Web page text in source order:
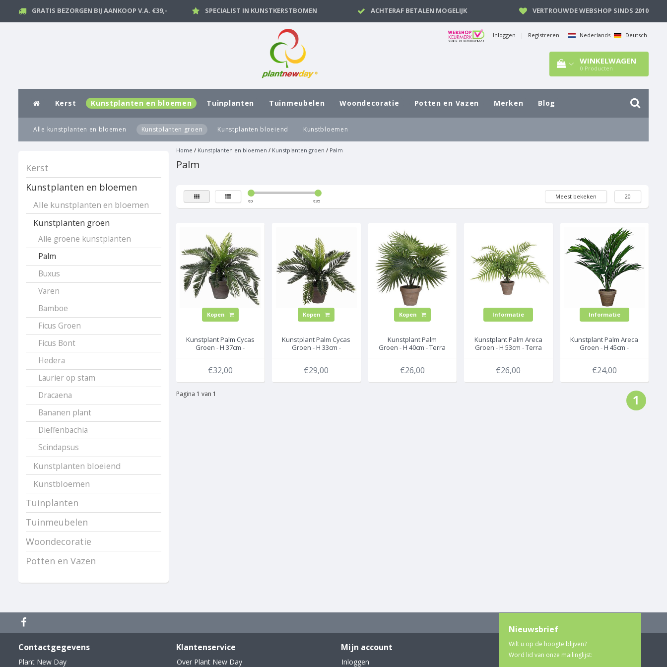
GRATIS BEZORGEN BIJ AANKOOP V.A. €39,- SPECIALIST IN KUNSTKERSTBOMEN ACHTERAF BETALEN MOGELIJK VERTROUWDE WEBSHOP SINDS 2010
Inloggen | Registreren Nederlands Deutsch
WINKELWAGEN
0 Producten
Kerst Kunstplanten en bloemen
Alle kunstplanten en bloemen Kunstplanten groen Kunstplanten bloeiend Kunstbloemen
Tuinplanten Tuinmeubelen Woondecoratie Potten en Vazen Merken Blog
Kerst
Kunstplanten en bloemen
Alle kunstplanten en bloemen
Kunstplanten groen
Alle groene kunstplanten
Palm
Buxus
Varen
Bamboe
Ficus Groen
Ficus Bont
Hedera
Laurier op stam
Dracaena
Bananen plant
Dieffenbachia
Scindapsus
Kunstplanten bloeiend
Kunstbloemen
Tuinplanten
Tuinmeubelen
Woondecoratie
Potten en Vazen
Home / Kunstplanten en bloemen / Kunstplanten groen / Palm
Palm
€0 €35
Meest bekeken 20
Kopen
Kunstplant Palm Cycas
Groen - H 37cm -
€32,00
Kopen
Kunstplant Palm Cycas
Groen - H 33cm -
€29,00
Kopen
Kunstplant Palm
Groen - H 40cm - Terra
€26,00
Informatie
Kunstplant Palm Areca
Groen - H 53cm - Terra
€26,00
Informatie
Kunstplant Palm Areca
Groen - H 45cm -
€24,00
Pagina 1 van 1 1
Contactgegevens
Plant New Day
Klantenservice
Over Plant New Day
Mijn account
Inloggen
Nieuwsbrief
Wilt u op de hoogte blijven?
Word lid van onze mailinglijst: